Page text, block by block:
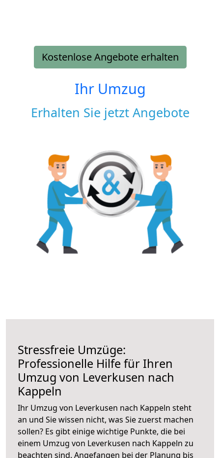
Kostenlose Angebote erhalten
Ihr Umzug
Erhalten Sie jetzt Angebote
Stressfreie Umzüge:
Professionelle Hilfe für Ihren
Umzug von Leverkusen nach
Kappeln
Ihr Umzug von Leverkusen nach Kappeln steht
an und Sie wissen nicht, was Sie zuerst machen
sollen? Es gibt einige wichtige Punkte, die bei
einem Umzug von Leverkusen nach Kappeln zu
beachten sind. Angefangen bei der Planung bis